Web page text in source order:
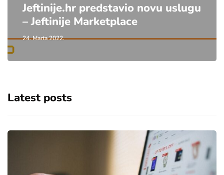
Jeftinije.hr predstavio novu uslugu
– Jeftinije Marketplace
24. Marta 2022.
Latest posts